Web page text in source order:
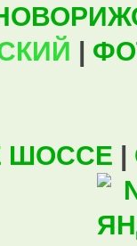
|
ШОССЕ |